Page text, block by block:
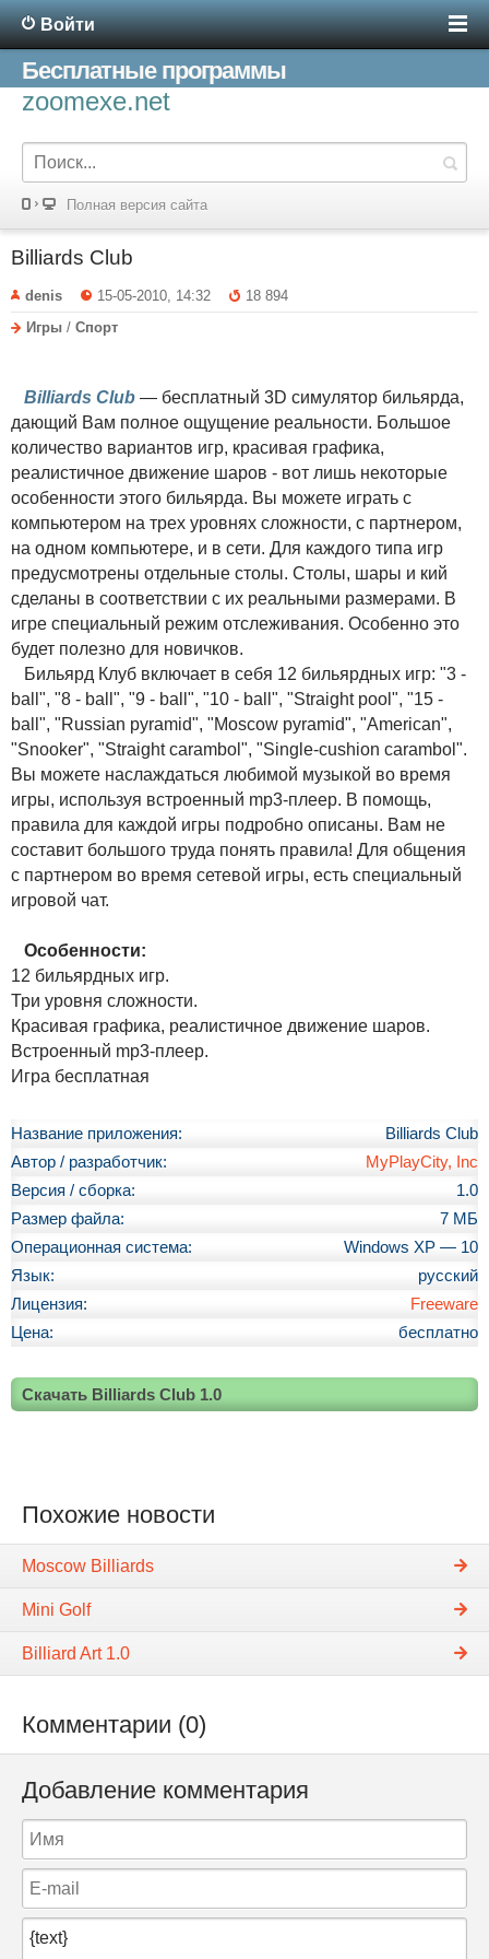
Войти
Бесплатные программы
zoomexe.net
Полная версия сайта
Billiards Club
denis 15-05-2010, 14:32
18 894
Игры / Спорт
Billiards Club — бесплатный 3D симулятор бильярда,
дающий Вам полное ощущение реальности. Большое
количество вариантов игр, красивая графика,
реалистичное движение шаров - вот лишь некоторые
особенности этого бильярда. Вы можете играть с
компьютером на трех уровнях сложности, с партнером,
на одном компьютере, и в сети. Для каждого типа игр
предусмотрены отдельные столы. Столы, шары и кий
сделаны в соответствии с их реальными размерами. В
игре специальный режим отслеживания. Особенно это
будет полезно для новичков.
Бильярд Клуб включает в себя 12 бильярдных игр: "3 -
ball", "8 - ball", "9 - ball", "10 - ball", "Straight pool", "15 -
ball", "Russian pyramid", "Moscow pyramid", "American",
"Snooker", "Straight carambol", "Single-cushion carambol".
Вы можете наслаждаться любимой музыкой во время
игры, используя встроенный mp3-плеер. В помощь,
правила для каждой игры подробно описаны. Вам не
составит большого труда понять правила! Для общения
с партнером во время сетевой игры, есть специальный
игровой чат.
Особенности:
12 бильярдных игр.
Три уровня сложности.
Красивая графика, реалистичное движение шаров.
Встроенный mp3-плеер.
Игра бесплатная
Название приложения:
Billiards Club
Автор / разработчик:
MyPlayCity, Inc
Версия / сборка:
1.0
Размер файла:
7 МБ
Операционная система:
Windows XP — 10
Язык:
русский
Лицензия:
Freeware
Цена:
бесплатно
Скачать Billiards Club 1.0
Похожие новости
Moscow Billiards
Mini Golf
Billiard Art 1.0
Комментарии (0)
Добавление комментария